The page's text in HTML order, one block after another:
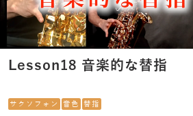
Lesson18 音楽的な替指
サクソフォン 音色 替指